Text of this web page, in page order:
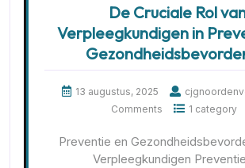
De Cruciale Rol
Verpleegkundigen in
13 augustus, 2025
Comments
1 category
Preventie en
Verpleegkundigen